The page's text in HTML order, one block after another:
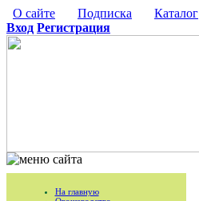
О сайте Подписка Каталог
Вход Регистрация
На главную